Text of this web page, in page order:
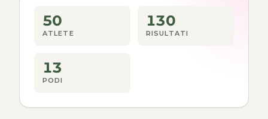
50
ATLETE
130
RISULTATI
13
PODI